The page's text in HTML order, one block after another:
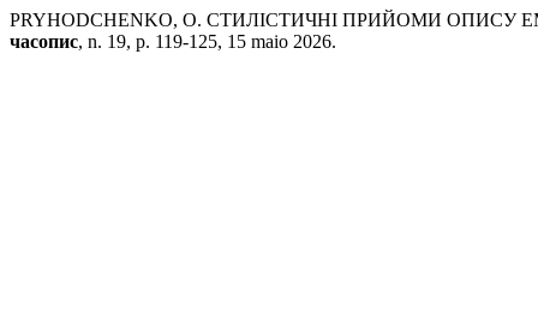
PRYHODCHENKO, O. СТИЛІСТИЧНІ ПРИЙОМИ
часопис, n. 19, p. 119-125, 15 maio 2026.